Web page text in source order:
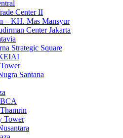
Center II
– KH. Mas Mansyur
Center Jakarta
Strategic Square
Santana
Tower